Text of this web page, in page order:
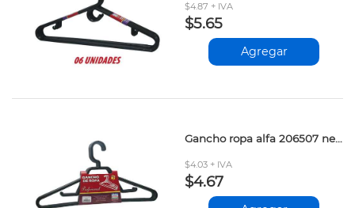
$4.87 + IVA
$5.65
Agregar
Gancho ropa alfa 206507 negro 3und
$4.03 + IVA
$4.67